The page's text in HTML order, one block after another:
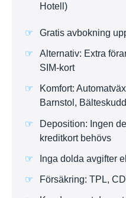
Hotell)
Gratis avbokning
Alternativ: Extra
SIM-kort
Komfort:
Barnstol,
Deposition: Ingen
kreditkort behövs
Inga dolda avgifter
Försäkring: TPL,